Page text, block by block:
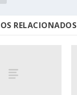
RELACIONADOS